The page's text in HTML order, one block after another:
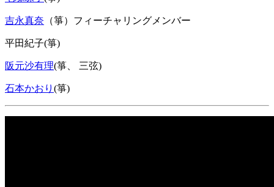
吉永真奈 （箏）フィーチャリングメンバー
平田紀子(箏)
阪元沙有理(箏、 三弦)
石本かおり (箏)